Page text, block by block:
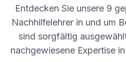
Entdecken Sie unsere 9
Nachhilfelehrer in und um
sind sorgfältig
nachgewiesene Expertise